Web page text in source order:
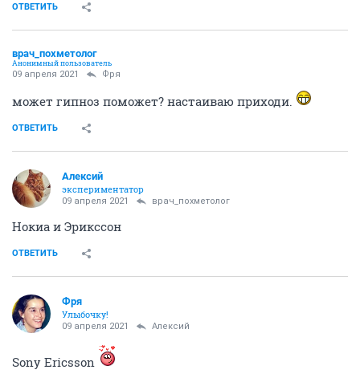
ОТВЕТИТЬ
врач_похметолог
Анонимный пользователь
09 апреля 2021 Фря
может гипноз поможет? настаиваю приходи.
ОТВЕТИТЬ
Алексий
экспериментатор
09 апреля 2021 врач_похметолог
Нокиа и Эрикссон
ОТВЕТИТЬ
Фря
Улыбочку!
09 апреля 2021 Алексий
Sony Ericsson